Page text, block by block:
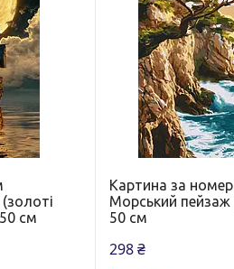
см
Картина за
Морський пейзаж
50 см
298 ₴